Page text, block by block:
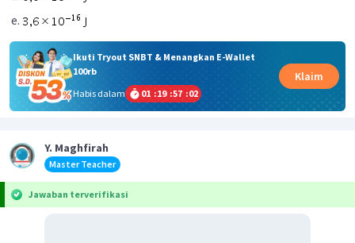
Ikuti Tryout SNBT & Menangkan E-Wallet
100rb
Habis dalam
01 :19 :57 :02
Klaim
Y. Maghfirah
Master Teacher
Jawaban terverifikasi